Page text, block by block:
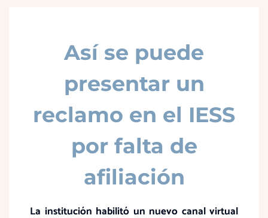
Así se puede
presentar un
reclamo en el IESS
por falta de
afiliación
La institución habilitó un nuevo canal virtual